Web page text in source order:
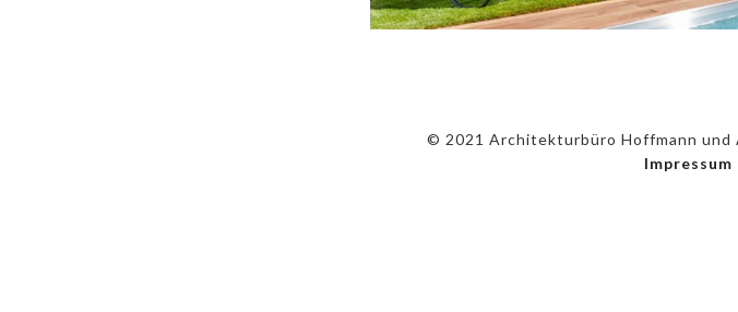
© 2021 Architekturbüro Hoffmann und
Impressum